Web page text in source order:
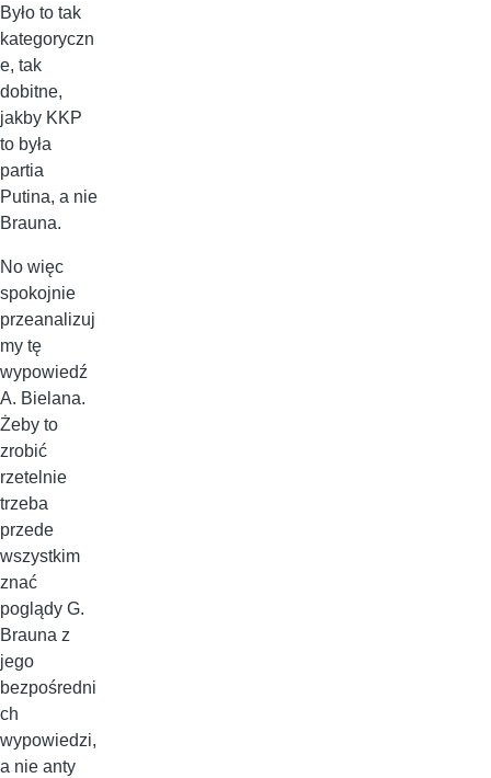
Było to tak
kategoryczn
e, tak
dobitne,
jakby KKP
to była
partia
Putina, a nie
Brauna.
No więc
spokojnie
przeanalizuj
my tę
wypowiedź
A. Bielana.
Żeby to
zrobić
rzetelnie
trzeba
przede
wszystkim
znać
poglądy G.
Brauna z
jego
bezpośredni
ch
wypowiedzi,
a nie anty